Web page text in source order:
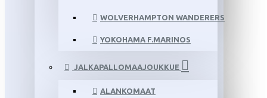
WOLVERHAMPTON WANDERERS
YOKOHAMA F.MARINOS
JALKAPALLOMAAJOUKKUE
ALANKOMAAT